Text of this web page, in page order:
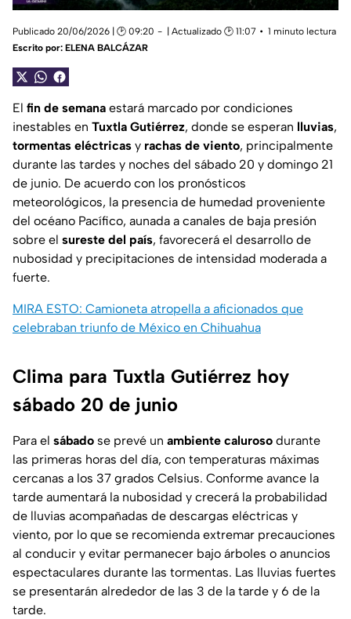
Publicado 20/06/2026 | 🕑 09:20 | Actualizado 🕑 11:07
1 minuto lectura
Escrito por: ELENA BALCÁZAR
El fin de semana estará marcado por condiciones
inestables en Tuxtla Gutiérrez, donde se esperan lluvias,
tormentas eléctricas y rachas de viento, principalmente
durante las tardes y noches del sábado 20 y domingo 21
de junio. De acuerdo con los pronósticos
meteorológicos, la presencia de humedad proveniente
del océano Pacífico, aunada a canales de baja presión
sobre el sureste del país, favorecerá el desarrollo de
nubosidad y precipitaciones de intensidad moderada a
fuerte.
MIRA ESTO: Camioneta atropella a aficionados que
celebraban triunfo de México en Chihuahua
Clima para Tuxtla Gutiérrez hoy
sábado 20 de junio
Para el sábado se prevé un ambiente caluroso durante
las primeras horas del día, con temperaturas máximas
cercanas a los 37 grados Celsius. Conforme avance la
tarde aumentará la nubosidad y crecerá la probabilidad
de lluvias acompañadas de descargas eléctricas y
viento, por lo que se recomienda extremar precauciones
al conducir y evitar permanecer bajo árboles o anuncios
espectaculares durante las tormentas. Las lluvias fuertes
se presentarán alrededor de las 3 de la tarde y 6 de la
tarde.